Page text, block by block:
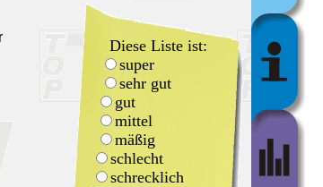
Diese Liste ist:
super
sehr gut
gut
mittel
mäßig
schlecht
schrecklich